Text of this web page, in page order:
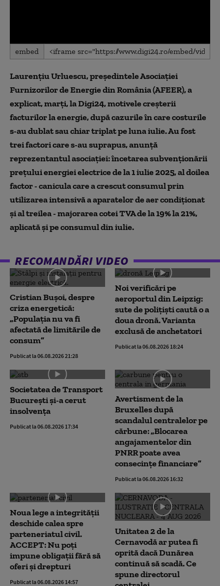
0
seconds
seconds
embed
Laurențiu Urluescu, președintele Asociației
Furnizorilor de Energie din România (AFEER), a
explicat, marți, la Digi24, motivele creșterii
facturilor la energie, după cazurile în care costurile
s-au dublat sau chiar triplat pe luna iulie. Au fost
trei factori care s-au suprapus, anunță
reprezentantul asociației: încetarea subvenționării
prețului energiei electrice de la 1 iulie 2025, al doilea
factor - canicula care a crescut consumul prin
utilizarea intensivă a aparatelor de aer condiționat
și al treilea - majorarea cotei TVA de la 19% la 21%,
aplicată și pe consumul din iulie.
RECOMANDĂRI VIDEO
Cristian Bușoi, despre
criza energetică:
„Populația nu va fi
afectată de limitările de
consum”
Publicat la 06.08.2026 21:28
Noi verificări pe
aeroportul din Leipzig:
sute de polițiști caută o a
doua dronă. Varianta
exclusă de anchetatori
Publicat la 06.08.2026 18:24
Societatea de Transport
București și-a cerut
insolvența
Publicat la 06.08.2026 17:34
Avertisment de la
Bruxelles după
scandalul centralelor pe
cărbune: „Blocarea
angajamentelor din
PNRR poate avea
consecințe financiare”
Publicat la 06.08.2026 16:32
Noua lege a integrității
deschide calea spre
parteneriatul civil.
ACCEPT: Nu poți
impune obligații fără să
oferi și drepturi
Publicat la 06.08.2026 14:57
Unitatea 2 de la
Cernavodă ar putea fi
oprită dacă Dunărea
continuă să scadă. Ce
spune directorul